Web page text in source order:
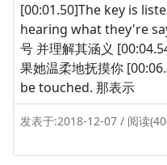
[00:01.50]The key is
hearing what they're
号 并理解其涵义
果她温柔地抚摸你
be touched. 那表示
发表于:2018-12-07 / 阅读